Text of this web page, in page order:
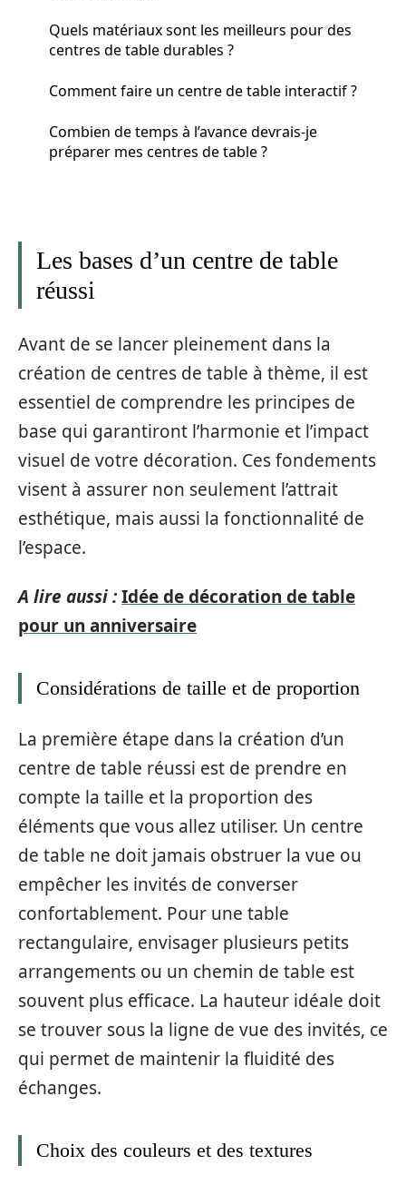
Quels matériaux sont les meilleurs pour des
centres de table durables ?
Comment faire un centre de table interactif ?
Combien de temps à l’avance devrais-je
préparer mes centres de table ?
Les bases d’un centre de table
réussi
Avant de se lancer pleinement dans la
création de centres de table à thème, il est
essentiel de comprendre les principes de
base qui garantiront l’harmonie et l’impact
visuel de votre décoration. Ces fondements
visent à assurer non seulement l’attrait
esthétique, mais aussi la fonctionnalité de
l’espace.
A lire aussi :Idée de décoration de table
pour un anniversaire
Considérations de taille et de proportion
La première étape dans la création d’un
centre de table réussi est de prendre en
compte la taille et la proportion des
éléments que vous allez utiliser. Un centre
de table ne doit jamais obstruer la vue ou
empêcher les invités de converser
confortablement. Pour une table
rectangulaire, envisager plusieurs petits
arrangements ou un chemin de table est
souvent plus efficace. La hauteur idéale doit
se trouver sous la ligne de vue des invités, ce
qui permet de maintenir la fluidité des
échanges.
Choix des couleurs et des textures